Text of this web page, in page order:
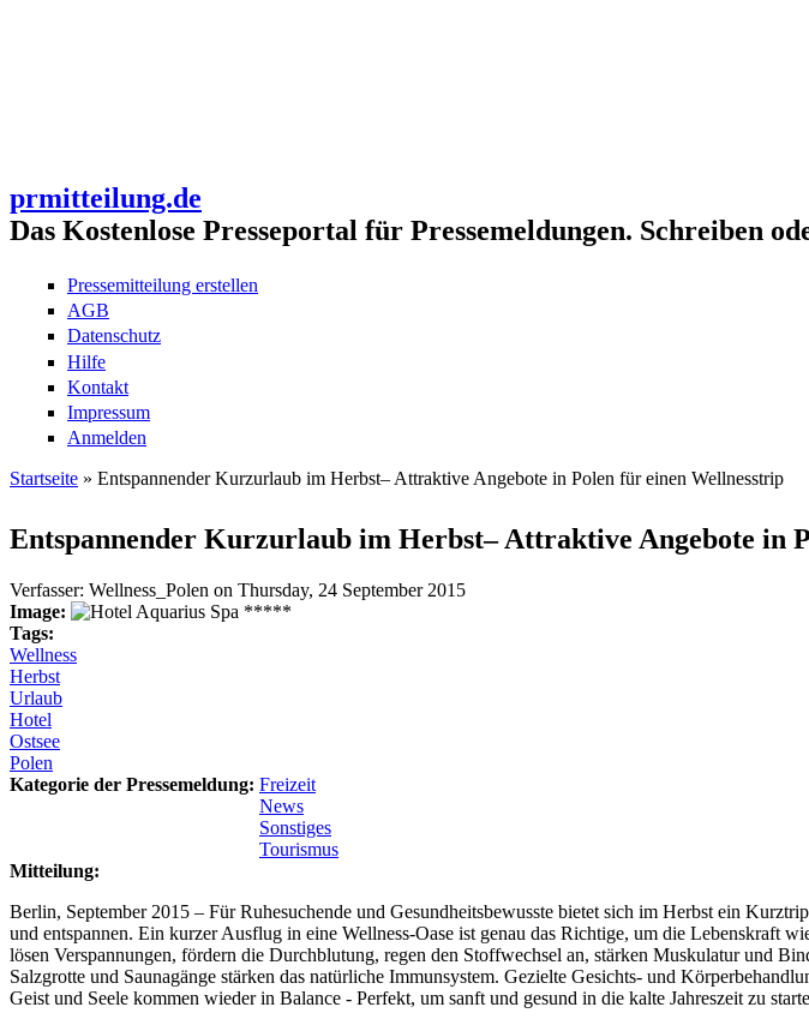
prmitteilung.de
Das Kostenlose Presseportal für Pressemeldungen. Schreiben
Pressemitteilung erstellen
AGB
Datenschutz
Hilfe
Kontakt
Impressum
Anmelden
Startseite » Entspannender Kurzurlaub im Herbst– Attraktive Angebote in Polen für einen Wellnesstrip
Entspannender Kurzurlaub im Herbst– Attraktive Angebote in
Verfasser: Wellness_Polen on Thursday, 24 September 2015
Image:
Tags:
Wellness
Herbst
Urlaub
Hotel
Ostsee
Polen
Kategorie der Pressemeldung: Freizeit
News
Sonstiges
Tourismus
Mitteilung:
Berlin, September 2015 – Für Ruhesuchende und Gesundheitsbewusste bietet sich im Herbst ein
und entspannen. Ein kurzer Ausflug in eine Wellness-Oase ist genau das Richtige, um die Lebenskraft
lösen Verspannungen, fördern die Durchblutung, regen den Stoffwechsel an, stärken Muskulatur und
Salzgrotte und Saunagänge stärken das natürliche Immunsystem. Gezielte Gesichts- und
Geist und Seele kommen wieder in Balance - Perfekt, um sanft und gesund in die kalte Jahreszeit zu